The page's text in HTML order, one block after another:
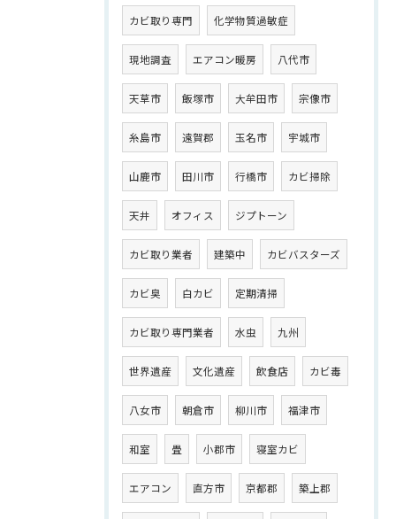
カビ取り専門 化学物質過敏症
現地調査 エアコン暖房 八代市
天草市 飯塚市 大牟田市 宗像市
糸島市 遠賀郡 玉名市 宇城市
山鹿市 田川市 行橋市 カビ掃除
天井 オフィス ジプトーン
カビ取り業者 建築中 カビバスターズ
カビ臭 白カビ 定期清掃
カビ取り専門業者 水虫 九州
世界遺産 文化遺産 飲食店 カビ毒
八女市 朝倉市 柳川市 福津市
和室 畳 小郡市 寝室カビ
エアコン 直方市 京都郡 築上郡